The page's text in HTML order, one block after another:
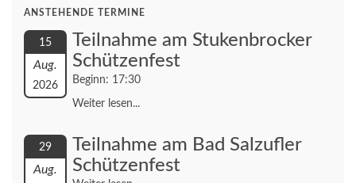
ANSTEHENDE TERMINE
15
Aug.
2026
Teilnahme am Stukenbrocker
Schützenfest
Beginn: 17:30
Weiter lesen...
29
Aug.
Teilnahme am Bad Salzufler
Schützenfest